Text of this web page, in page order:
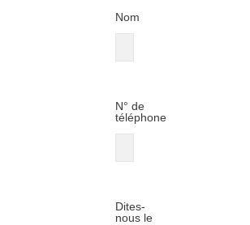
Nom
N° de
téléphone
Dites-
nous le